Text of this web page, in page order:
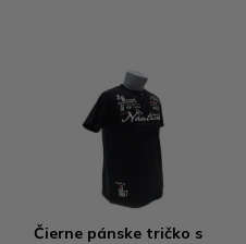
Čierne pánske tričko s